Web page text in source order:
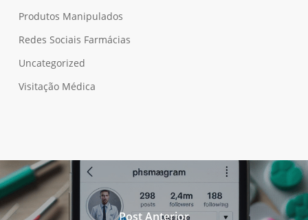
Produtos Manipulados
Redes Sociais Farmácias
Uncategorized
Visitação Médica
Post Anterior